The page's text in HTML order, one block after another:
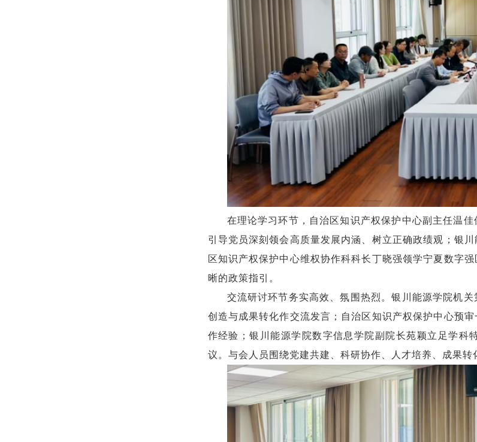
在理论学习环节，自治区知识产权保护中心副主任温
引导党员深刻领会高质量发展内涵、树立正确政绩观；银
区知识产权保护中心维权协作科科长丁晓强领学宁夏数字
晰的政策指引。
交流研讨环节务实高效、氛围热烈。银川能源学院机
创造与成果转化作交流发言；自治区知识产权保护中心预
作经验；银川能源学院数字信息学院副院长苑颖立足学科
议。与会人员围绕党建共建、科研协作、人才培养、成果转